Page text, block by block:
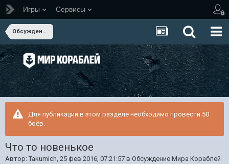
Игры Сервисы
Обсуждение Мира Кораблей
Для публикации в этом разделе необходимо провести 50
боёв.
Что то новенькое
Автор: Takumich, 25 фев 2016, 07:21:57 в Обсуждение Мира Кораблей